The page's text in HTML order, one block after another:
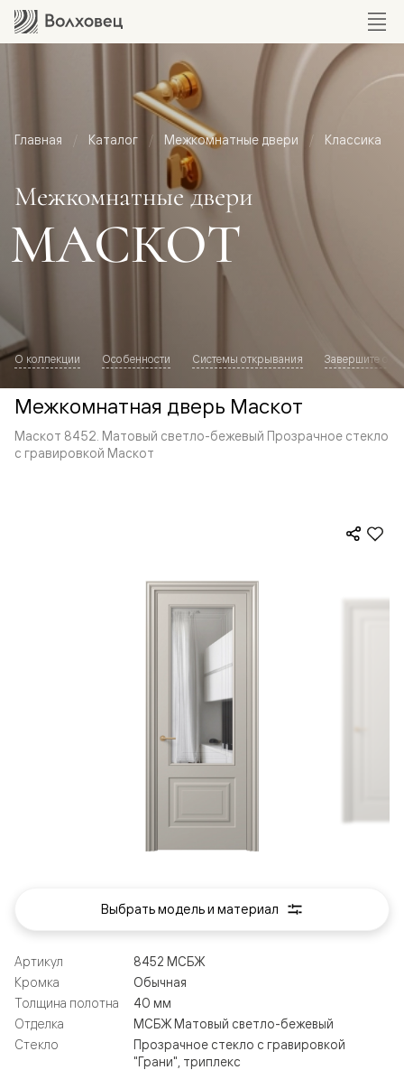
Главная Каталог Межкомнатные двери Классика
Межкомнатные двери
МАСКОТ
О коллекции Особенности Системы открывания Завершите
Межкомнатная дверь Маскот
Маскот 8452. Матовый светло-бежевый Прозрачное стекло
с гравировкой Маскот
Артикул
8452 МСБЖ
Кромка
Обычная
Толщина полотна
40 мм
Отделка
МСБЖ Матовый светло-бежевый
Стекло
Прозрачное стекло с гравировкой
"Грани", триплекс
Выбрать модель и материал